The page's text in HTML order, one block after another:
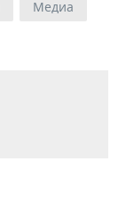
Медиа